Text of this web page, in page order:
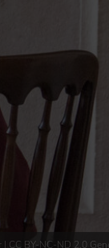
| CC BY-NC-ND 2.0